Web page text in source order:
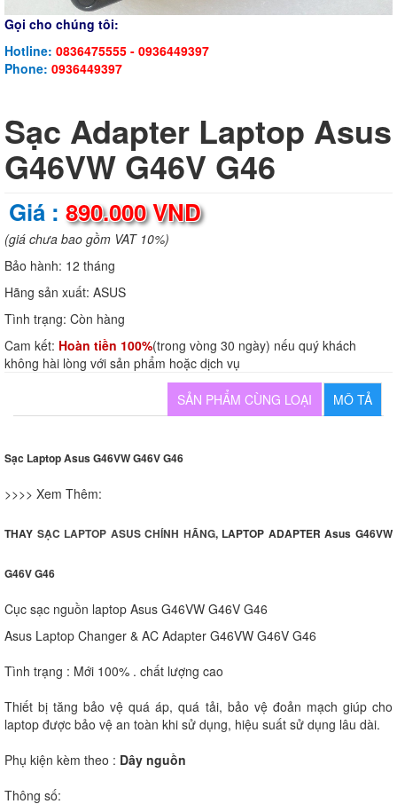
Gọi cho chúng tôi:
Hotline: 0836475555 - 0936449397
Phone: 0936449397
Sạc Adapter Laptop Asus
G46VW G46V G46
Giá : 890.000 VND
(giá chưa bao gồm VAT 10%)
Bảo hành: 12 tháng
Hãng sản xuất: ASUS
Tình trạng: Còn hàng
Cam kết: Hoàn tiền 100%(trong vòng 30 ngày) nếu quý khách
không hài lòng với sản phẩm hoặc dịch vụ
MÔ TẢ
SẢN PHẨM CÙNG LOẠI
Sạc Laptop Asus G46VW G46V G46
>>>> Xem Thêm:
THAY SẠC LAPTOP ASUS CHÍNH HÃNG, LAPTOP ADAPTER Asus G46VW
G46V G46
Cục sạc nguồn laptop Asus G46VW G46V G46
Asus Laptop Changer & AC Adapter G46VW G46V G46
Tình trạng : Mới 100% . chất lượng cao
Thiết bị tăng bảo vệ quá áp, quá tải, bảo vệ đoản mạch giúp cho
laptop được bảo vệ an toàn khi sử dụng, hiệu suất sử dụng lâu dài.
Phụ kiện kèm theo : Dây nguồn
Thông số: